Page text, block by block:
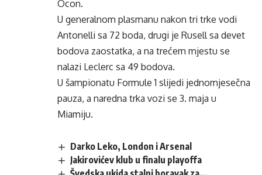
Ocon.
U generalnom plasmanu nakon tri trke vodi
Antonelli sa 72 boda, drugi je Rusell sa devet
bodova zaostatka, a na trećem mjestu se
nalazi Leclerc sa 49 bodova.
U šampionatu Formule 1 slijedi jednomjesečna
pauza, a naredna trka vozi se 3. maja u
Miamiju.
Darko Leko, London i Arsenal
Jakirovićev klub u finalu playoffa